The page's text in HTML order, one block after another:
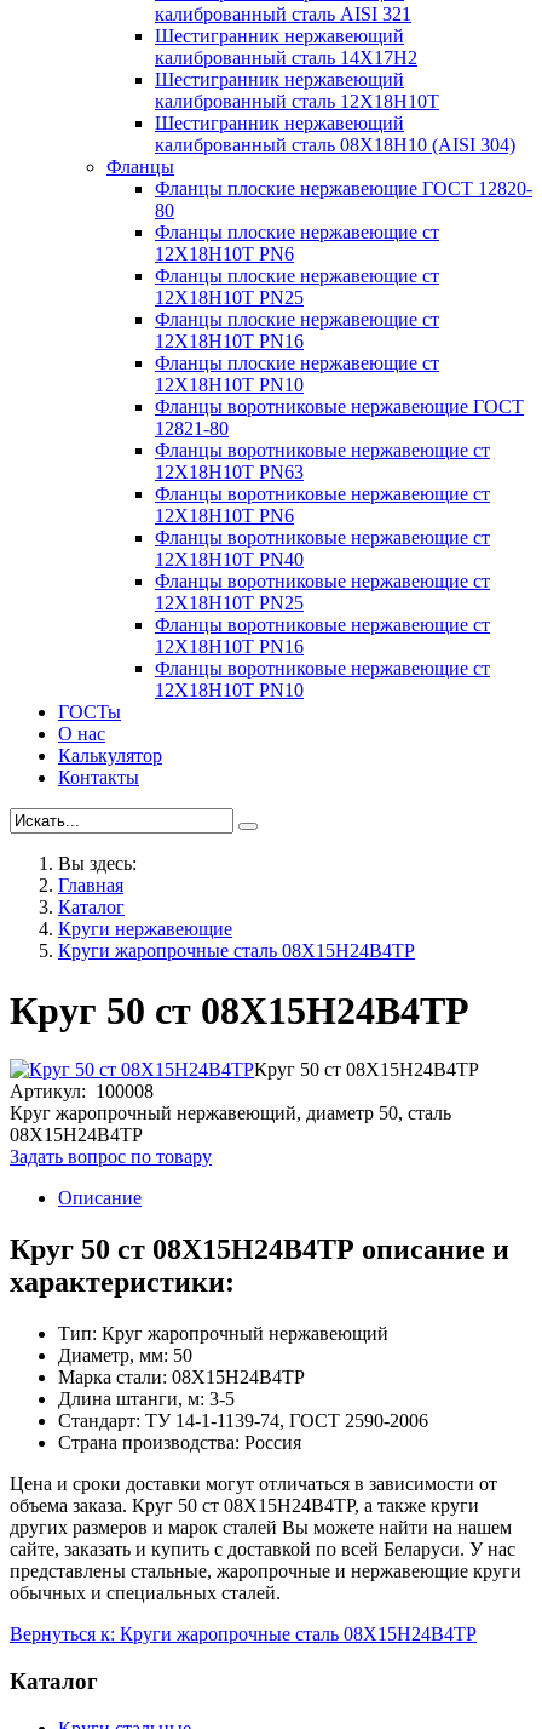
калиброванный сталь AISI 321
Шестигранник нержавеющий
калиброванный сталь 14Х17Н2
Шестигранник нержавеющий
калиброванный сталь 12Х18Н10Т
Шестигранник нержавеющий
калиброванный сталь 08Х18Н10 (AISI 304)
Фланцы
Фланцы плоские нержавеющие ГОСТ 12820-
80
Фланцы плоские нержавеющие ст
12Х18Н10Т PN6
Фланцы плоские нержавеющие ст
12Х18Н10Т PN25
Фланцы плоские нержавеющие ст
12Х18Н10Т PN16
Фланцы плоские нержавеющие ст
12Х18Н10Т PN10
Фланцы воротниковые нержавеющие ГОСТ
12821-80
Фланцы воротниковые нержавеющие ст
12Х18Н10Т PN63
Фланцы воротниковые нержавеющие ст
12Х18Н10Т PN6
Фланцы воротниковые нержавеющие ст
12Х18Н10Т PN40
Фланцы воротниковые нержавеющие ст
12Х18Н10Т PN25
Фланцы воротниковые нержавеющие ст
12Х18Н10Т PN16
Фланцы воротниковые нержавеющие ст
12Х18Н10Т PN10
ГОСТы
О нас
Калькулятор
Контакты
Вы здесь:
Главная
Каталог
Круги нержавеющие
Круги жаропрочные сталь 08Х15Н24В4ТР
Круг 50 ст 08Х15Н24В4ТР
Круг 50 ст 08Х15Н24В4ТР
Артикул: 100008
Круг жаропрочный нержавеющий, диаметр 50, сталь
08Х15Н24В4ТР
Задать вопрос по товару
Описание
Круг 50 ст 08Х15Н24В4ТР описание и
характеристики:
Тип: Круг жаропрочный нержавеющий
Диаметр, мм: 50
Марка стали: 08Х15Н24В4ТР
Длина штанги, м: 3-5
Стандарт: ТУ 14-1-1139-74, ГОСТ 2590-2006
Страна производства: Россия
Цена и сроки доставки могут отличаться в зависимости от
объема заказа. Круг 50 ст 08Х15Н24В4ТР, а также круги
других размеров и марок сталей Вы можете найти на нашем
сайте, заказать и купить с доставкой по всей Беларуси. У нас
представлены стальные, жаропрочные и нержавеющие круги
обычных и специальных сталей.
Вернуться к: Круги жаропрочные сталь 08Х15Н24В4ТР
Каталог